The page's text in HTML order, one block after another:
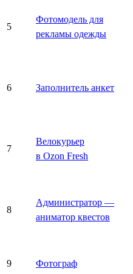
5
Фотомодель для
рекламы одежды
6 Заполнитель анкет
7
Велокурьер
в Ozon Fresh
8
Администратор —
аниматор квестов
9 Фотограф